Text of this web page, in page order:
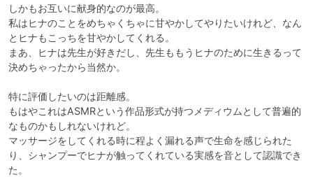
しかもお互いに献身的なのが最高。
私はヒナのことをめちゃくちゃに甘やかしてやりたいけれど、なん
とヒナもこっちを甘やかしてくれる。
まあ、ヒナは先生が好きだし、先生ももうヒナのために生きるって
決めちゃったから当然か。
特に評価したいのは距離感。
もはやこれはASMRという作品形式が持つメディウムとして普遍的
なものかもしれないけれど。
マッサージをしてくれる時に程よく漏れる声で生命を感じられた
り、シャンプーでヒナが触ってくれている実感を音として認識でき
た。